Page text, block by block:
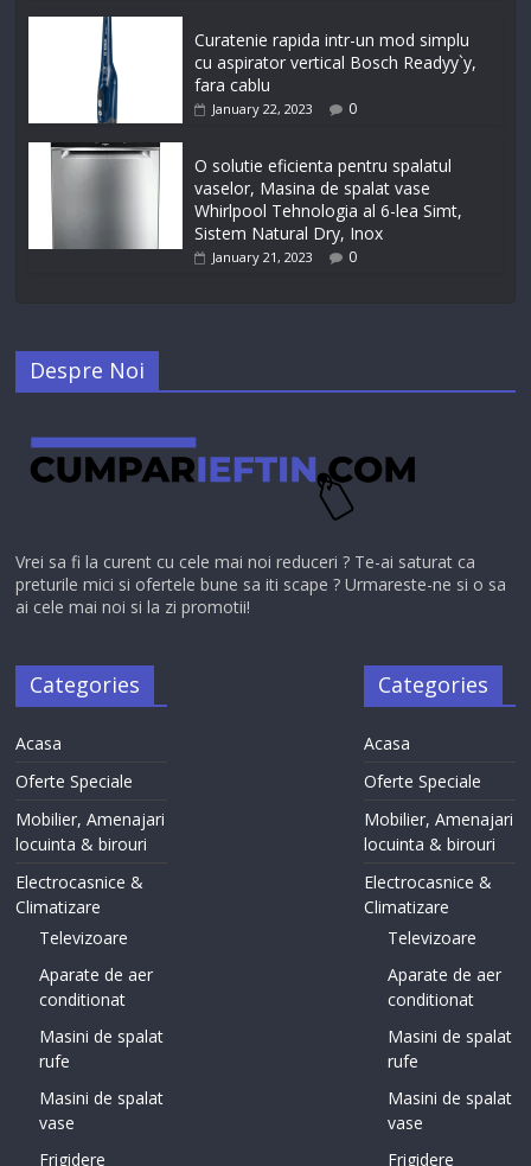
Curatenie rapida intr-un mod simplu
cu aspirator vertical Bosch Readyy`y,
fara cablu
January 22, 2023 0
O solutie eficienta pentru spalatul
vaselor, Masina de spalat vase
Whirlpool Tehnologia al 6-lea Simt,
Sistem Natural Dry, Inox
January 21, 2023 0
Despre Noi
Vrei sa fi la curent cu cele mai noi reduceri ? Te-ai saturat ca
preturile mici si ofertele bune sa iti scape ? Urmareste-ne si o sa
ai cele mai noi si la zi promotii!
Categories
Acasa
Oferte Speciale
Mobilier, Amenajari
locuinta & birouri
Electrocasnice &
Climatizare
Televizoare
Aparate de aer
conditionat
Masini de spalat
rufe
Masini de spalat
vase
Frigidere
Categories
Acasa
Oferte Speciale
Mobilier, Amenajari
locuinta & birouri
Electrocasnice &
Climatizare
Televizoare
Aparate de aer
conditionat
Masini de spalat
rufe
Masini de spalat
vase
Frigidere